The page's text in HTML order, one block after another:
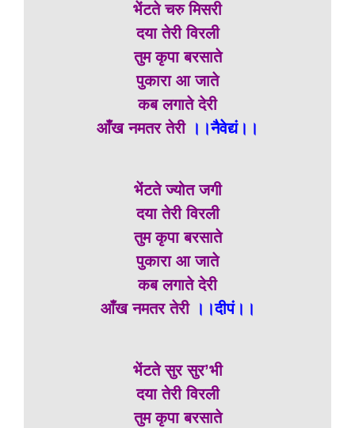
भेंटते चरु मिसरी
दया तेरी विरली
तुम कृपा बरसाते
पुकारा आ जाते
कब लगाते देरी
आँख नमतर तेरी।।नैवेद्यं।।
भेंटते ज्योत जगी
दया तेरी विरली
तुम कृपा बरसाते
पुकारा आ जाते
कब लगाते देरी
आँख नमतर तेरी ।।दीपं।।
भेंटते सुर सुर’भी
दया तेरी विरली
तुम कृपा बरसाते